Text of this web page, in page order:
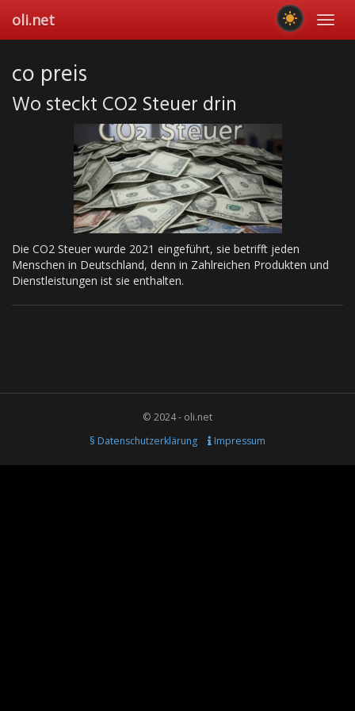
main
oli.net
co preis
Wo steckt CO2 Steuer drin
Die CO2 Steuer wurde 2021 eingeführt, sie betrifft jeden
Menschen in Deutschland, denn in Zahlreichen Produkten und
Dienstleistungen ist sie enthalten.
© 2024 - oli.net
§ Datenschutzerklärung
Impressum